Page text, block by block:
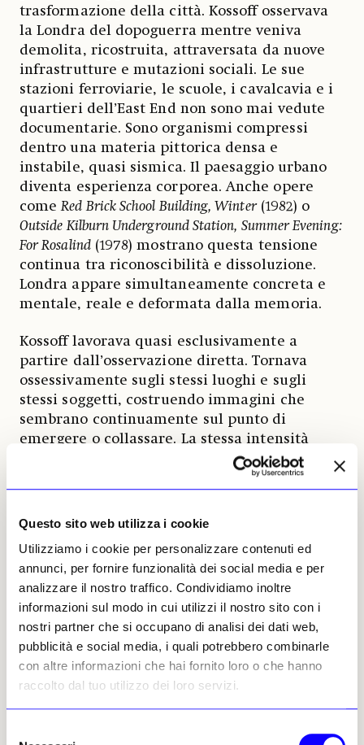
Questo sito web utilizza i cookie
Utilizziamo i cookie per personalizzare contenuti ed
annunci, per fornire funzionalità dei social media e per
analizzare il nostro traffico. Condividiamo inoltre
informazioni sul modo in cui utilizzi il nostro sito con i
nostri partner che si occupano di analisi dei dati web,
pubblicità e social media, i quali potrebbero combinarle
con altre informazioni che hai fornito loro o che hanno
raccolto dal tuo utilizzo dei loro servizi.
trasformazione della città. Kossoff osservava
la Londra del dopoguerra mentre veniva
demolita, ricostruita, attraversata da nuove
infrastrutture e mutazioni sociali. Le sue
stazioni ferroviarie, le scuole, i cavalcavia e i
quartieri dell’East End non sono mai vedute
documentarie. Sono organismi compressi
dentro una materia pittorica densa e
instabile, quasi sismica. Il paesaggio urbano
diventa esperienza corporea. Anche opere
comeRed Brick School Building, Winter(1982) o
Outside Kilburn Underground Station, Summer Evening:
For Rosalind(1978) mostrano questa tensione
continua tra riconoscibilità e dissoluzione.
Londra appare simultaneamente concreta e
mentale, reale e deformata dalla memoria.
Kossoff lavorava quasi esclusivamente a
partire dall’osservazione diretta. Tornava
ossessivamente sugli stessi luoghi e sugli
stessi soggetti, costruendo immagini che
sembrano continuamente sul punto di
emergere o collassare. La stessa intensità
attraversa i ritratti e i nudi presenti in
Portrait of Father
December(1972) non cercano mai idealizzazione
corpi vengono quasi scavati dalla pittura. La
materia cromatica si accumula fino a
produrre superfici pesanti, nervose,
stratificate. Guardare un dipinto di Kossoff
significa percepire il tempo della sua
costruzione: le correzioni, gli slittamenti,
l’energia fisica del gesto.
In questo senso Kossoff occupa una posizione
diversa anche rispetto agli altri protagonisti